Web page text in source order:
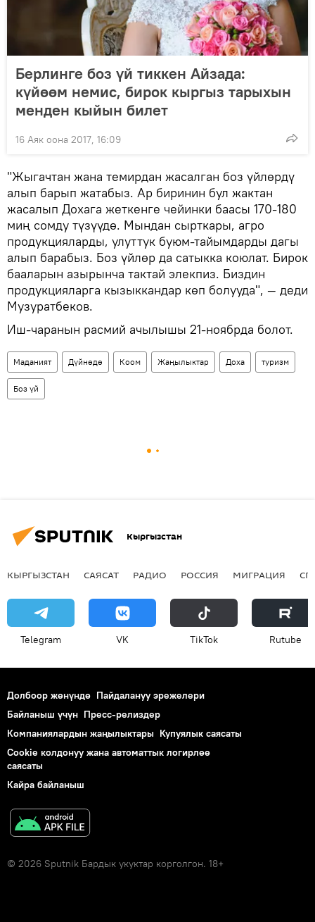
Берлинге боз үй тиккен Айзада:
күйөөм немис, бирок кыргыз тарыхын
менден кыйын билет
16 Аяк оона 2017, 16:09
"Жыгачтан жана темирдан жасалган боз үйлөрдү
алып барып жатабыз. Ар биринин бул жактан
жасалып Дохага жеткенге чейинки баасы 170-180
миң сомду түзүүдө. Мындан сырткары, агро
продукцияларды, улуттук буюм-тайымдарды дагы
алып барабыз. Боз үйлөр да сатыкка коюлат. Бирок
бааларын азырынча тактай элекпиз. Биздин
продукцияларга кызыккандар көп болууда", — деди
Музуратбеков.
Иш-чаранын расмий ачылышы 21-ноябрда болот.
Маданият Дүйнөдө Коом Жаңылыктар Доха туризм
Боз үй
Кыргызстан
КЫРГЫЗСТАН САЯСАТ РАДИО РОССИЯ МИГРАЦИЯ
Telegram VK ТikТоk Rutube
Долбоор жөнүндө Пайдалануу эрежелери
Байланыш үчүн Пресс-релиздер
Компаниялардын жаңылыктары Купуялык саясаты
Cookie колдонуу жана автоматтык логирлөө
саясаты
Кайра байланыш
© 2026 Sputnik Бардык укуктар корголгон. 18+